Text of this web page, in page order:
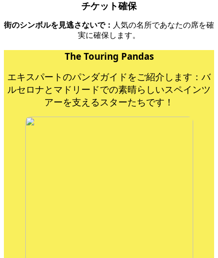
チケット確保
街のシンボルを見逃さないで： 人気の名所であなたの席を確
実に確保します。
The Touring Pandas
エキスパートのパンダガイドをご紹介します：バ
ルセロナとマドリードでの素晴らしいスペインツ
アーを支えるスターたちです！